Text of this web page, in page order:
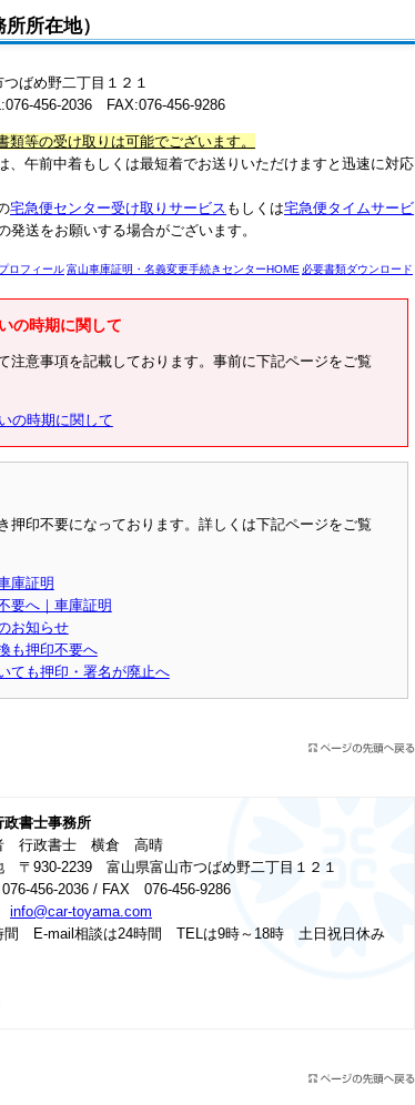
所在地）
ばめ野二丁目１２１
456-2036 FAX:076-456-9286
等の受け取りは可能でございます。
午前中着もしくは最短着でお送りいただけますと迅速に対応
宅急便センター受け取りサービス もしくは宅急便タイムサービ
発送をお願いする場合がございます。
ロフィール富山車庫証明・名義変更手続きセンターHOME 必要書類ダウンロード
の時期に関して
注意事項を記載しております。事前に下記ページをご覧
の時期に関して
押印不要になっております。詳しくは下記ページをご覧
庫証明
要へ｜車庫証明
お知らせ
も押印不要へ
ても押印・署名が廃止へ
政書士事務所
行政書士 横倉 高晴
〒930-2239 富山県富山市つばめ野二丁目１２１
456-2036 / FAX 076-456-9286
info@car-toyama.com
間 E-mail相談は24時間 TELは9時～18時 土日祝日休み